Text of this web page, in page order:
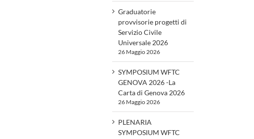
Graduatorie
provvisorie progetti di
Servizio Civile
Universale 2026
26 Maggio 2026
SYMPOSIUM WFTC
GENOVA 2026 -La
Carta di Genova 2026
26 Maggio 2026
PLENARIA
SYMPOSIUM WFTC